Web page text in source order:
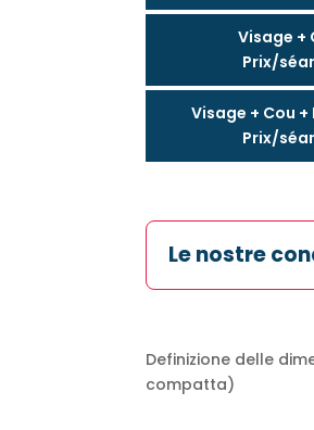
Visage +
Prix/
Visage + Cou
Prix/
Le nostre
Definizione delle
compatta)